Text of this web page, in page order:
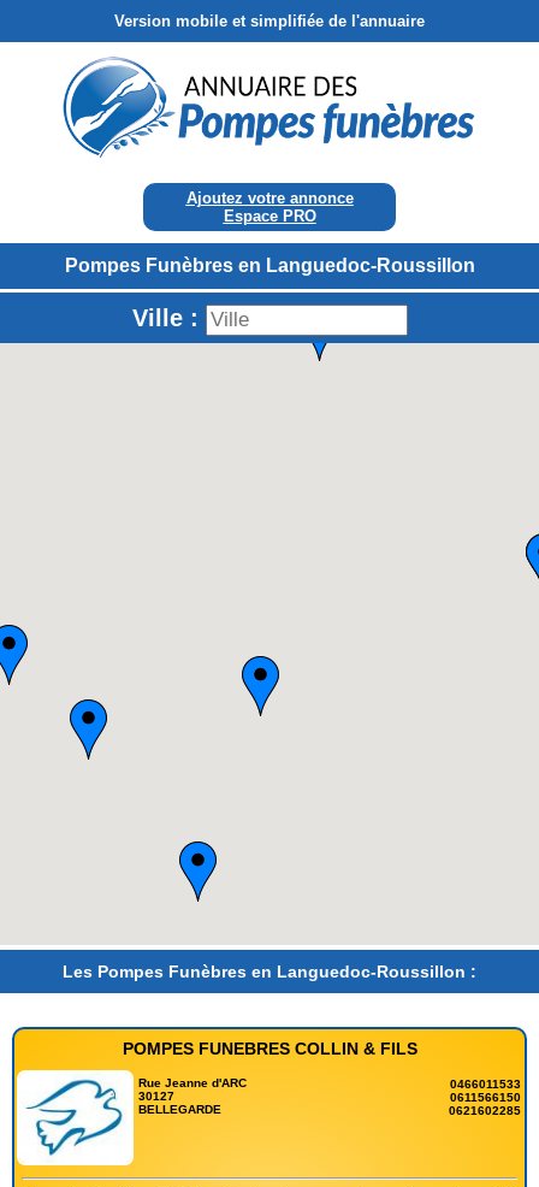
Version mobile et simplifiée de l'annuaire
Ajoutez votre annonce
Espace PRO
Pompes Funèbres en Languedoc-Roussillon
Ville :
Les Pompes Funèbres en Languedoc-Roussillon :
POMPES FUNEBRES COLLIN & FILS
Rue Jeanne d'ARC
30127
BELLEGARDE
0466011533
0611566150
0621602285